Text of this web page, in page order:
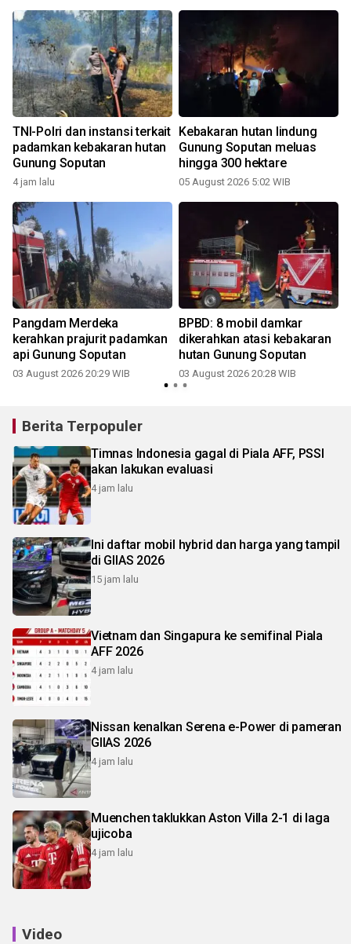
TNI-Polri dan instansi terkait
padamkan kebakaran hutan
Gunung Soputan
4 jam lalu
Kebakaran hutan lindung
Gunung Soputan meluas
hingga 300 hektare
05 August 2026 5:02 WIB
Pangdam Merdeka
kerahkan prajurit padamkan
api Gunung Soputan
03 August 2026 20:29 WIB
BPBD: 8 mobil damkar
dikerahkan atasi kebakaran
hutan Gunung Soputan
03 August 2026 20:28 WIB
Berita Terpopuler
Timnas Indonesia gagal di Piala AFF, PSSI
akan lakukan evaluasi
4 jam lalu
Ini daftar mobil hybrid dan harga yang tampil
di GIIAS 2026
15 jam lalu
Vietnam dan Singapura ke semifinal Piala
AFF 2026
4 jam lalu
Nissan kenalkan Serena e-Power di pameran
GIIAS 2026
4 jam lalu
Muenchen taklukkan Aston Villa 2-1 di laga
ujicoba
4 jam lalu
Video